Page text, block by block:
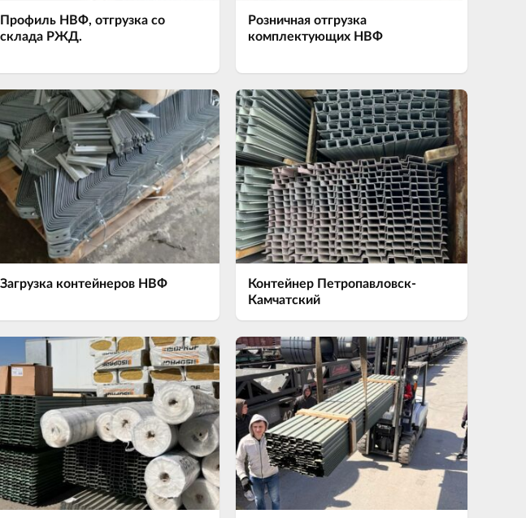
Профиль НВФ, отгрузка со
склада РЖД.
Розничная отгрузка
комплектующих НВФ
Загрузка контейнеров НВФ
Контейнер Петропавловск-
Камчатский